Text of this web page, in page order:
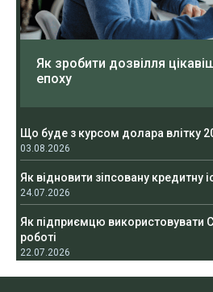
Як зробити дозвілля
епоху
Що буде з курсом долара влітку
03.08.2026
Як відновити зіпсовану кредитну
24.07.2026
Як підприємцю використовувати
роботі
22.07.2026